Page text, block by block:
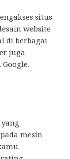
situs
website
di berbagai
juga
mesin